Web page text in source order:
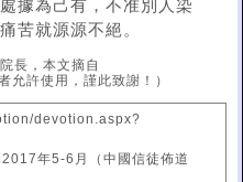
據為己有，不准別人染
苦就源源不絕。
長，本文摘自
許使用，謹此致謝！）
devotion.aspx?
年5-6月（中國信徒佈道